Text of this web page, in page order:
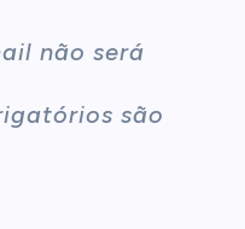
não será
são